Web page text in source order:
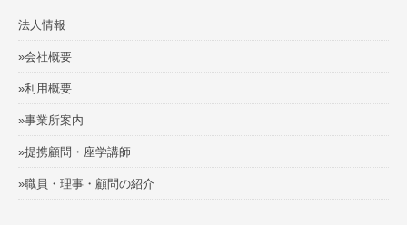
法人情報
»会社概要
»利用概要
»事業所案内
»提携顧問・座学講師
»職員・理事・顧問の紹介